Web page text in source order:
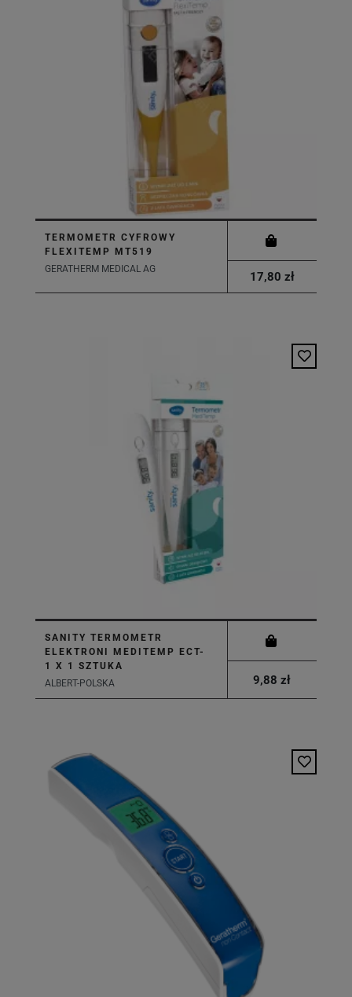
TERMOMETR CYFROWY
FLEXITEMP MT519
GERATHERM MEDICAL AG
17,80 zł
SANITY TERMOMETR
ELEKTRONI MEDITEMP ECT-
1 X 1 SZTUKA
ALBERT-POLSKA
9,88 zł